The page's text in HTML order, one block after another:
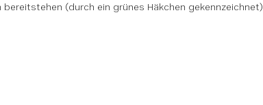
(durch ein grünes Häkchen gekennzeichnet)